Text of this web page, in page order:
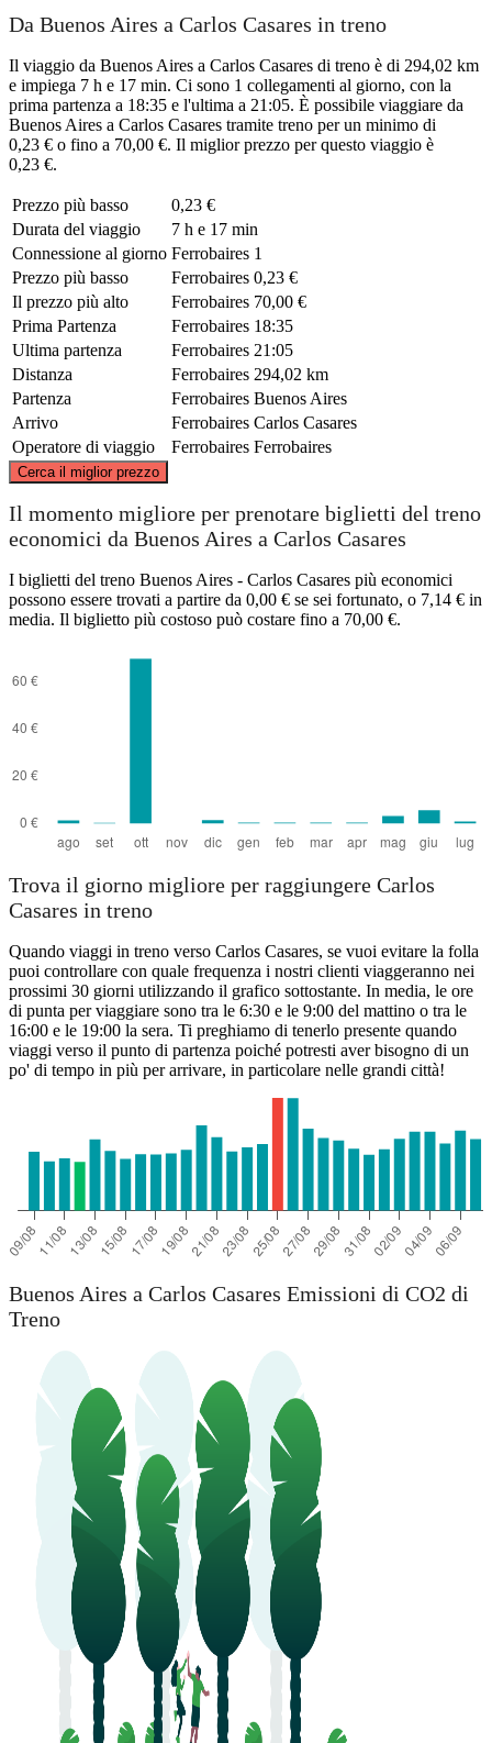
Da Buenos Aires a Carlos Casares in treno
Il viaggio da Buenos Aires a Carlos Casares di treno è di 294,02 km
e impiega 7 h e 17 min. Ci sono 1 collegamenti al giorno, con la
prima partenza a 18:35 e l'ultima a 21:05. È possibile viaggiare da
Buenos Aires a Carlos Casares tramite treno per un minimo di
0,23 € o fino a 70,00 €. Il miglior prezzo per questo viaggio è
0,23 €.
Prezzo più basso
0,23 €
Durata del viaggio
7 h e 17 min
Connessione al giorno Ferrobaires 1
Prezzo più basso
Ferrobaires 0,23 €
Il prezzo più alto
Ferrobaires 70,00 €
Prima Partenza
Ferrobaires 18:35
Ultima partenza
Ferrobaires 21:05
Distanza
Ferrobaires 294,02 km
Partenza
Ferrobaires Buenos Aires
Arrivo
Ferrobaires Carlos Casares
Operatore di viaggio
Ferrobaires Ferrobaires
Cerca il miglior prezzo
Buenos Aires
Carlos Casares
© CARTO, ©OpenStreetMap
Il momento migliore per prenotare biglietti del treno
economici da Buenos Aires a Carlos Casares
I biglietti del treno Buenos Aires - Carlos Casares più economici
possono essere trovati a partire da 0,00 € se sei fortunato, o 7,14 € in
media. Il biglietto più costoso può costare fino a 70,00 €.
Trova il giorno migliore per raggiungere Carlos
Casares in treno
Quando viaggi in treno verso Carlos Casares, se vuoi evitare la folla
puoi controllare con quale frequenza i nostri clienti viaggeranno nei
prossimi 30 giorni utilizzando il grafico sottostante. In media, le ore
di punta per viaggiare sono tra le 6:30 e le 9:00 del mattino o tra le
16:00 e le 19:00 la sera. Ti preghiamo di tenerlo presente quando
viaggi verso il punto di partenza poiché potresti aver bisogno di un
po' di tempo in più per arrivare, in particolare nelle grandi città!
Buenos Aires a Carlos Casares Emissioni di CO2 di
Treno